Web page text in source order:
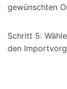
gewünschten
Schritt 5:
den